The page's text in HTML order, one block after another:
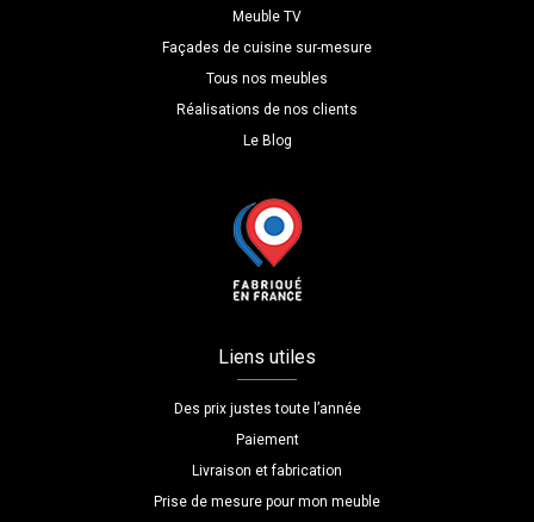
Meuble TV
Façades de cuisine sur-mesure
Tous nos meubles
Réalisations de nos clients
Le Blog
Liens utiles
Des prix justes toute l’année
Paiement
Livraison et fabrication
Prise de mesure pour mon meuble